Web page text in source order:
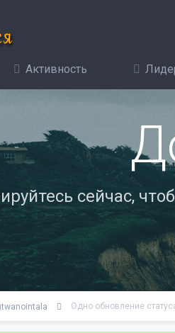
Активность
сейчас,
Одно обновление